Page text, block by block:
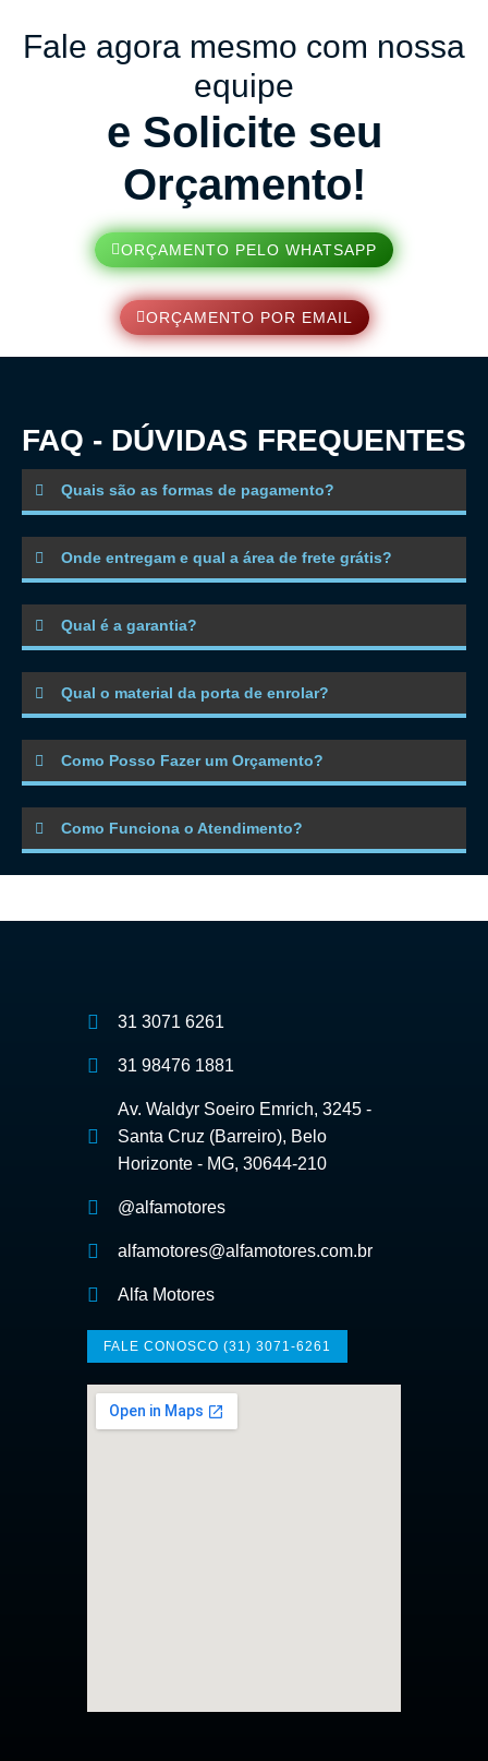
Fale agora mesmo com nossa
equipe
e Solicite seu
Orçamento!
ORÇAMENTO PELO WHATSAPP
ORÇAMENTO POR EMAIL
FAQ - DÚVIDAS FREQUENTES
Quais são as formas de pagamento?
Onde entregam e qual a área de frete grátis?
Qual é a garantia?
Qual o material da porta de enrolar?
Como Posso Fazer um Orçamento?
Como Funciona o Atendimento?
31 3071 6261
31 98476 1881
Av. Waldyr Soeiro Emrich, 3245 -
Santa Cruz (Barreiro), Belo
Horizonte - MG, 30644-210
@alfamotores
alfamotores@alfamotores.com.br
Alfa Motores
FALE CONOSCO (31) 3071-6261